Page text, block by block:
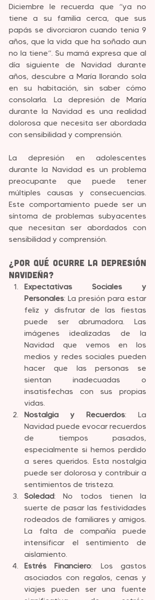
Diciembre le recuerda que “ya no
tiene a su familia cerca, que sus
papás se divorciaron cuando tenia 9
años, que la vida que ha soñado aun
no la tiene”. Su mamá expresa que al
día siguiente de Navidad durante
años, descubre a María llorando sola
en su habitación, sin saber cómo
consolarla. La depresión de María
durante la Navidad es una realidad
dolorosa que necesita ser abordada
con sensibilidad y comprensión.
La depresión en adolescentes
durante la Navidad es un problema
preocupante que puede tener
múltiples causas y consecuencias.
Este comportamiento puede ser un
síntoma de problemas subyacentes
que necesitan ser abordados con
sensibilidad y comprensión.
¿Por qué ocurre la depresión
navideña?
Expectativas Sociales y
Personales: La presión para estar
feliz y disfrutar de las fiestas
puede ser abrumadora. Las
imágenes idealizadas de la
Navidad que vemos en los
medios y redes sociales pueden
hacer que las personas se
sientan inadecuadas o
insatisfechas con sus propias
vidas.
Nostalgia y Recuerdos: La
Navidad puede evocar recuerdos
de tiempos pasados,
especialmente si hemos perdido
a seres queridos. Esta nostalgia
puede ser dolorosa y contribuir a
sentimientos de tristeza.
Soledad: No todos tienen la
suerte de pasar las festividades
rodeados de familiares y amigos.
La falta de compañía puede
intensificar el sentimiento de
aislamiento.
Estrés Financiero: Los gastos
asociados con regalos, cenas y
viajes pueden ser una fuente